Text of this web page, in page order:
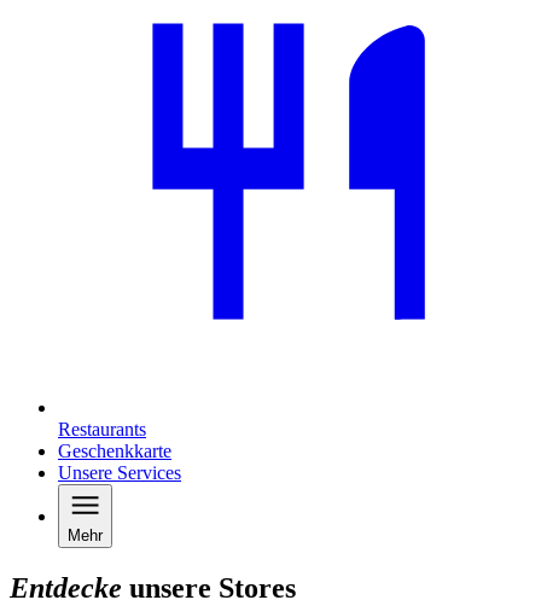
Restaurants
Geschenkkarte
Unsere Services
Mehr
Entdecke unsere Stores